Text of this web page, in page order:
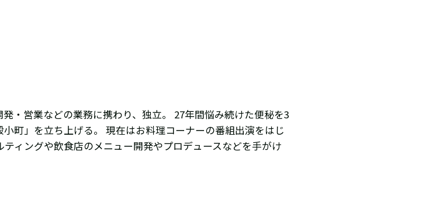
・営業などの業務に携わり、独立。 27年間悩み続けた便秘を3
町」を立ち上げる。 現在はお料理コーナーの番組出演をはじ
ィングや飲食店のメニュー開発やプロデュースなどを手がけ